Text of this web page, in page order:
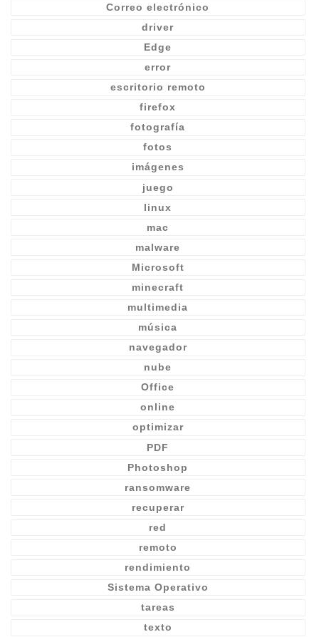
Correo electrónico
driver
Edge
error
escritorio remoto
firefox
fotografía
fotos
imágenes
juego
linux
mac
malware
Microsoft
minecraft
multimedia
música
navegador
nube
Office
online
optimizar
PDF
Photoshop
ransomware
recuperar
red
remoto
rendimiento
Sistema Operativo
tareas
texto